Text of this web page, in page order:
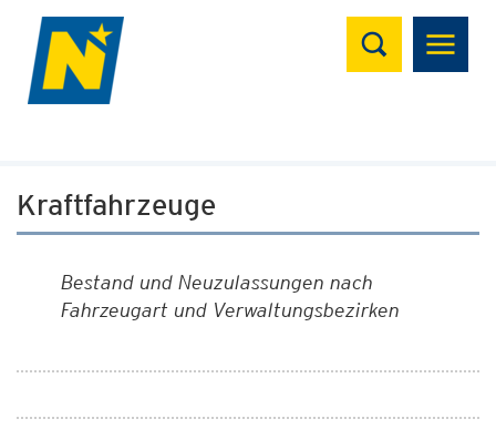
Suchen
Kraftfahrzeuge
Bestand und Neuzulassungen nach
Fahrzeugart und Verwaltungsbezirken